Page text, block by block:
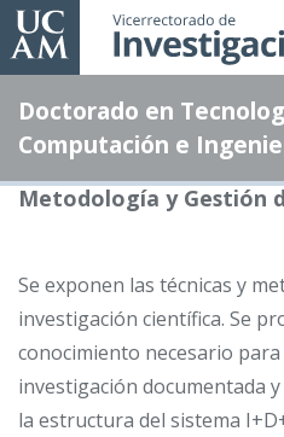
Pasar
al
principal
Doctorado en
Computación e
Metodología y Gestión
Se exponen las técnicas y
investigación científica. Se
conocimiento necesario
investigación documentada
la estructura del sistema